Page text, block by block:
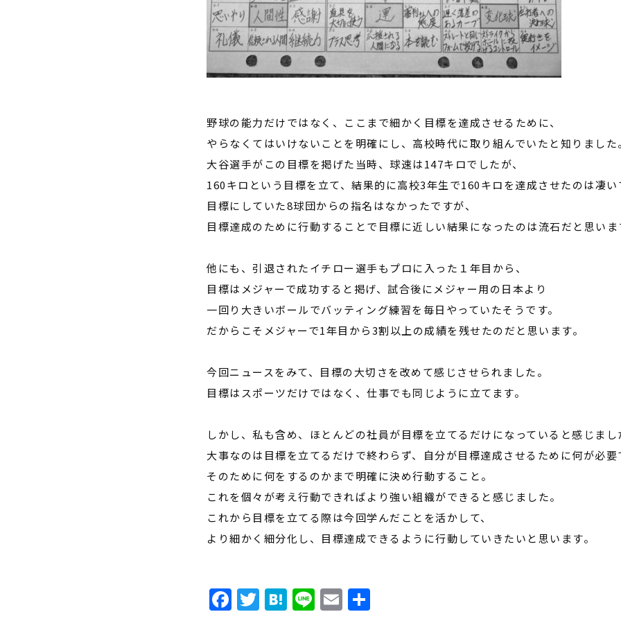
野球の能力だけではなく、ここまで細かく目標を達成させるために、
やらなくてはいけないことを明確にし、高校時代に取り組んでいたと知りました。
大谷選手がこの目標を掲げた当時、球速は147キロでしたが、
160キロという目標を立て、結果的に高校3年生で160キロを達成させたのは凄い
目標にしていた8球団からの指名はなかったですが、
目標達成のために行動することで目標に近しい結果になったのは流石だと思いま
他にも、引退されたイチロー選手もプロに入った１年目から、
目標はメジャーで成功すると掲げ、試合後にメジャー用の日本より
一回り大きいボールでバッティング練習を毎日やっていたそうです。
だからこそメジャーで1年目から3割以上の成績を残せたのだと思います。
今回ニュースをみて、目標の大切さを改めて感じさせられました。
目標はスポーツだけではなく、仕事でも同じように立てます。
しかし、私も含め、ほとんどの社員が目標を立てる だけになっていると感じまし
大事なのは目標を立てるだけで終わらず、自分が目標達成させるために何が必要
そのために何をするのかまで明確に決め行動すること。
これを個々が考え行動できればより強い組織ができると感じました。
これから目標を立てる際は今回学んだことを活かして、
より細かく細分化し、目標達成できるように行動していきたいと思います。
Facebook
Twitter
Hatena
LineEmail